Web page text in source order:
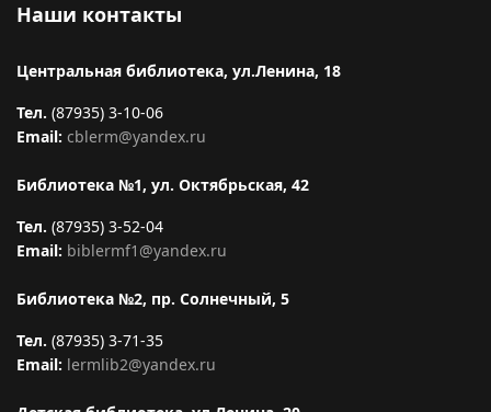
Наши контакты
Центральная библиотека, ул.Ленина, 18
Тел. (87935) 3-10-06
Email: cblerm@yandex.ru
Библиотека №1, ул. Октябрьская, 42
Тел. (87935) 3-52-04
Email: biblermf1@yandex.ru
Библиотека №2, пр. Солнечный, 5
Тел. (87935) 3-71-35
Email: lermlib2@yandex.ru